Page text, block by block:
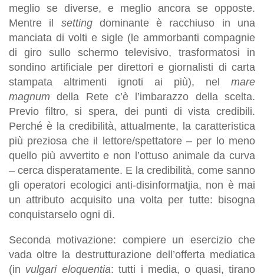
meglio se diverse, e meglio ancora se opposte.
Mentre il setting dominante è racchiuso in una
manciata di volti e sigle (le ammorbanti compagnie
di giro sullo schermo televisivo, trasformatosi in
sondino artificiale per direttori e giornalisti di carta
stampata altrimenti ignoti ai più), nel mare
magnum della Rete c’è l’imbarazzo della scelta.
Previo filtro, si spera, dei punti di vista credibili.
Perché è la credibilità, attualmente, la caratteristica
più preziosa che il lettore/spettatore – per lo meno
quello più avvertito e non l’ottuso animale da curva
– cerca disperatamente. E la credibilità, come sanno
gli operatori ecologici anti-disinformatjia, non è mai
un attributo acquisito una volta per tutte: bisogna
conquistarselo ogni dì.
Seconda motivazione: compiere un esercizio che
vada oltre la destrutturazione dell’offerta mediatica
(in vulgari eloquentia: tutti i media, o quasi, tirano